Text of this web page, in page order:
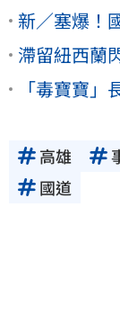
新／塞爆！
滯留紐西蘭
「毒寶寶
高雄
國道